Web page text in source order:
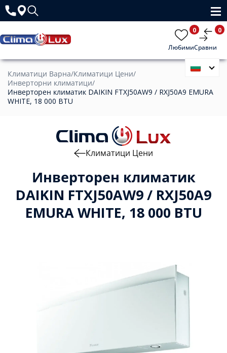
Любими
0
Сравни
0
Климатици Варна/Климатици Цени/
Инверторни климатици/
Инверторен климатик DAIKIN FTXJ50AW9 / RXJ50A9 EMURA
WHITE, 18 000 BTU
Инверторен климатик
DAIKIN FTXJ50AW9 / RXJ50A9
EMURA WHITE, 18 000 BTU
Климатици Цени